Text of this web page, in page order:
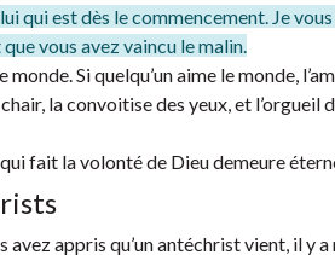
qui est dès le commencement. Je
vous avez vaincu le malin.
Si quelqu’un aime le monde,
la convoitise des yeux, et l’orgueil
fait la volonté de Dieu demeure
avez appris qu’un antéchrist vient, il y